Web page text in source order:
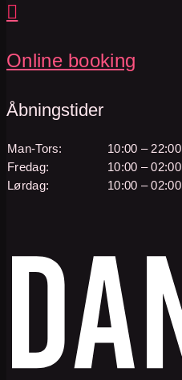

Online booking
Åbningstider
Man-Tors:
10:00 – 22:00
Fredag:
10:00 – 02:00
Lørdag:
10:00 – 02:00